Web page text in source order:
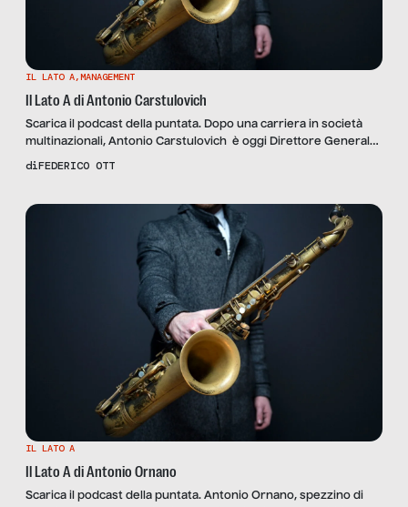
IL LATO A,MANAGEMENT
Il Lato A di Antonio Carstulovich
Scarica il podcast della puntata. Dopo una carriera in società
multinazionali, Antonio Carstulovich è oggi Direttore Generale
di una delle più note aziende italiane. Chi di noi non ha mai
Pomì” e pochi altri, e che fa parte del […]
diFEDERICO OTT
IL LATO A
Il Lato A di Antonio Ornano
Scarica il podcast della puntata. Antonio Ornano, spezzino di